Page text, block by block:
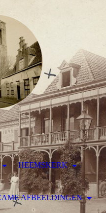
HEEMSKERK
AFBEELDINGEN